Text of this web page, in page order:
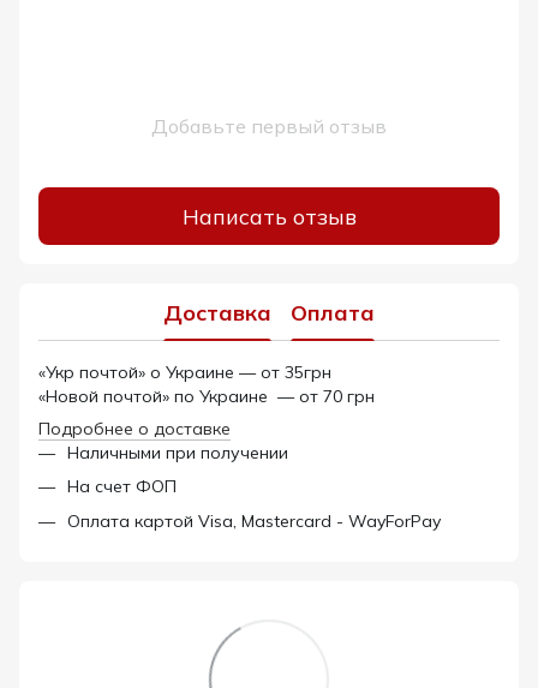
Добавьте первый отзыв
Написать отзыв
Доставка Оплата
«Укр почтой» о Украине — от 35грн
«Новой почтой» по Украине — от 70 грн
Подробнее о доставке
Наличными при получении
На счет ФОП
Оплата картой Visa, Mastercard - WayForPay